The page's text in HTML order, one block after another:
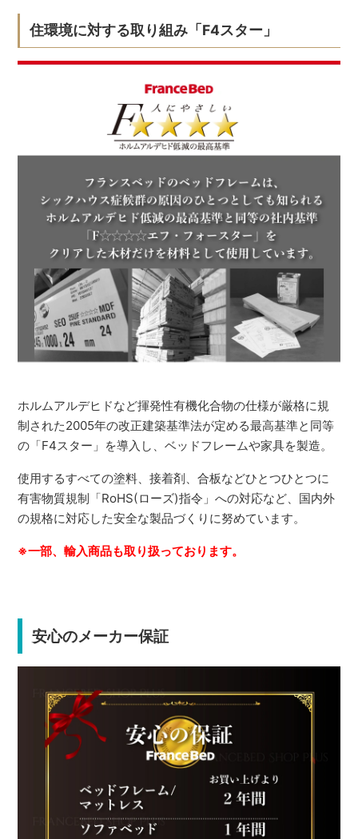
住環境に対する取り組み「F4スター」
ホルムアルデヒドなど揮発性有機化合物の仕様が厳格に規
制された2005年の改正建築基準法が定める最高基準と同等
の「F4スター」を導入し、ベッドフレームや家具を製造。
使用するすべての塗料、接着剤、合板などひとつひとつに
有害物質規制「RoHS(ローズ)指令」への対応など、国内外
の規格に対応した安全な製品づくりに努めています。
※一部、輸入商品も取り扱っております。
安心のメーカー保証